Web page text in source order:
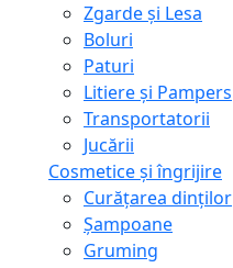
Zgarde și Lesa
Boluri
Paturi
Litiere și Pampers
Transportatorii
Jucării
Cosmetice și îngrijire
Curățarea dinților
Șampoane
Gruming